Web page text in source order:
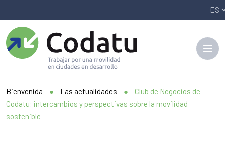
Bienvenida ● Las actualidades ●
Club de Negocios de
Codatu: intercambios y perspectivas sobre la movilidad
sostenible